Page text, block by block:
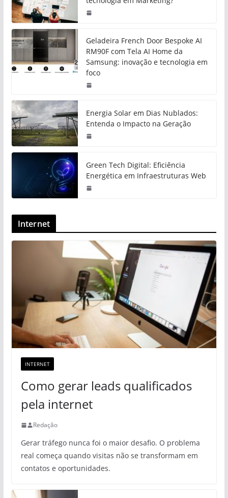
Geladeira French Door Bespoke AI
RM90F com Tela AI Home da
Samsung: inovação e tecnologia em
foco
Energia Solar em Dias Nublados:
Entenda o Impacto na Geração
Green Tech Digital: Eficiência
Energética em Infraestruturas Web
Internet
INTERNET
Como gerar leads qualificados
pela internet
Redação
Gerar tráfego nunca foi o maior desafio. O problema
real começa quando visitas não se transformam em
contatos e oportunidades.